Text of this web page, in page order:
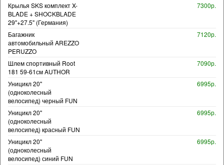
Крылья SKS комплект X-
BLADE + SHOCKBLADE
29"+27.5" (Германия)
7300р.
Багажник
автомобильный AREZZO
PERUZZO
7120р.
Шлем спортивный Root
181 59-61см AUTHOR
7090р.
Уницикл 20"
(одноколесный
велосипед) черный FUN
6995р.
Уницикл 20"
(одноколесный
велосипед) красный FUN
6995р.
Уницикл 20"
(одноколесный
велосипед) синий FUN
6995р.